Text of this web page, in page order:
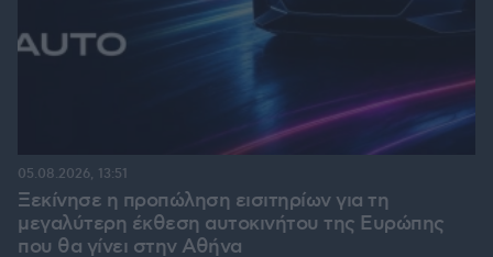
Ξεκίνησε η προπώληση εισιτηρίων για τη
μεγαλύτερη έκθεση αυτοκινήτου της Ευρώπης
που θα γίνει στην Αθήνα
05.08.2026, 13:51